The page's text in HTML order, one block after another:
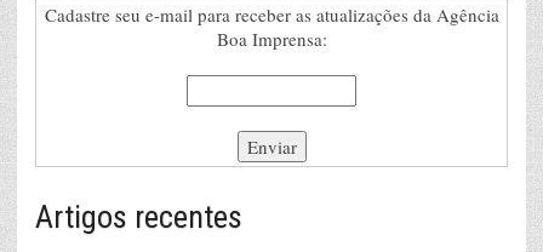
Cadastre seu e-mail para receber as atualizações da Agência
Boa Imprensa:
Artigos recentes